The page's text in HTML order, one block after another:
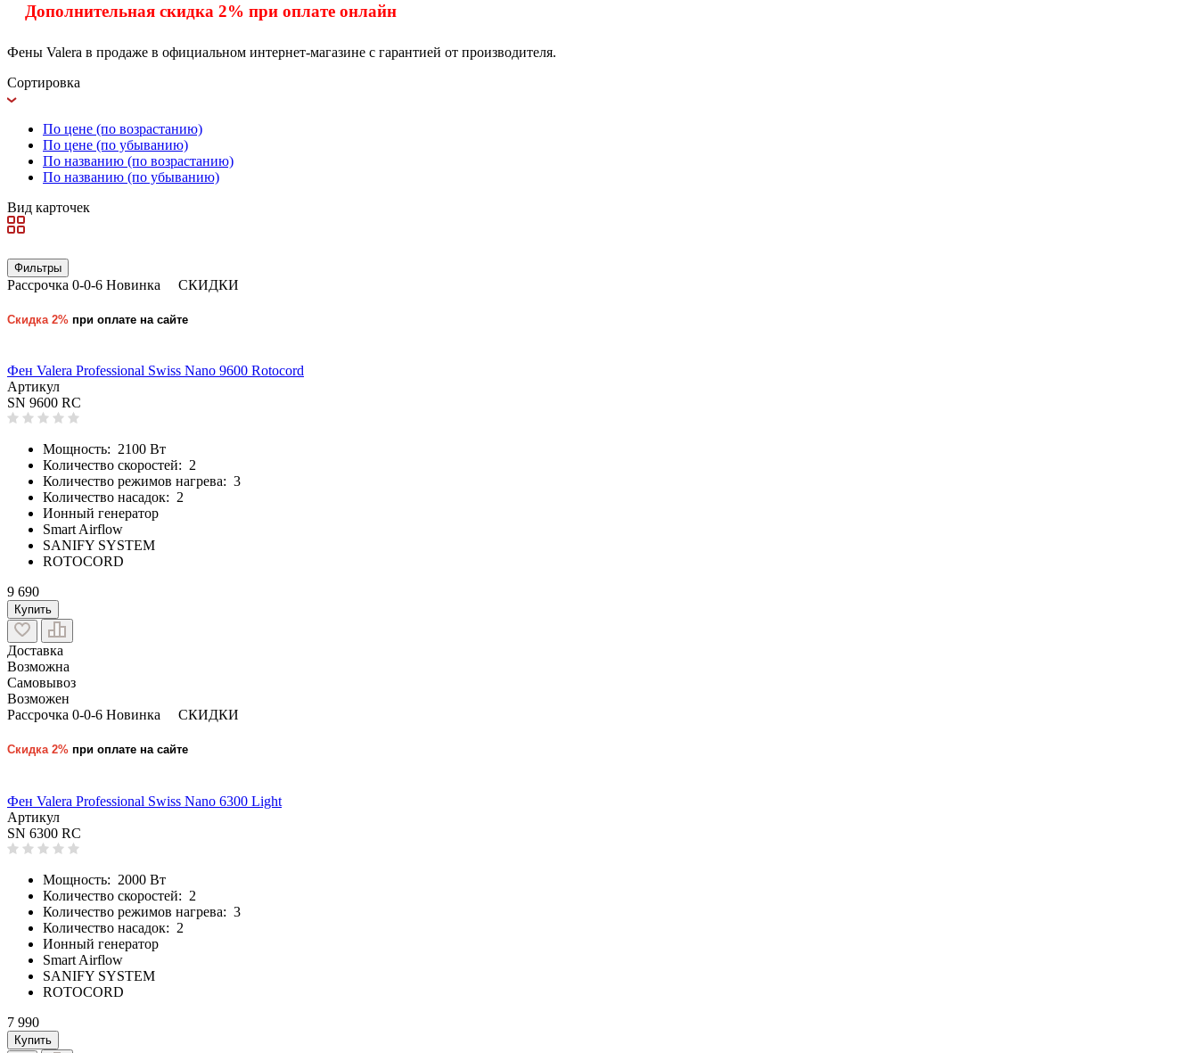
Дополнительная скидка 2% при оплате онлайн
Фены Valera в продаже в официальном интернет-магазине с гарантией от производителя.
Сортировка
По цене (по возрастанию)
По цене (по убыванию)
По названию (по возрастанию)
По названию (по убыванию)
Вид карточек
Фильтры
Рассрочка 0-0-6 Новинка СКИДКИ
Скидка 2% при оплате на сайте
Фен Valera Professional Swiss Nano 9600 Rotocord
Артикул
SN 9600 RC
Мощность: 2100 Вт
Количество скоростей: 2
Количество режимов нагрева: 3
Количество насадок: 2
Ионный генератор
Smart Airflow
SANIFY SYSTEM
ROTOCORD
9 690
Купить
Доставка
Возможна
Самовывоз
Возможен
Рассрочка 0-0-6 Новинка СКИДКИ
Скидка 2% при оплате на сайте
Фен Valera Professional Swiss Nano 6300 Light
Артикул
SN 6300 RC
Мощность: 2000 Вт
Количество скоростей: 2
Количество режимов нагрева: 3
Количество насадок: 2
Ионный генератор
Smart Airflow
SANIFY SYSTEM
ROTOCORD
7 990
Купить